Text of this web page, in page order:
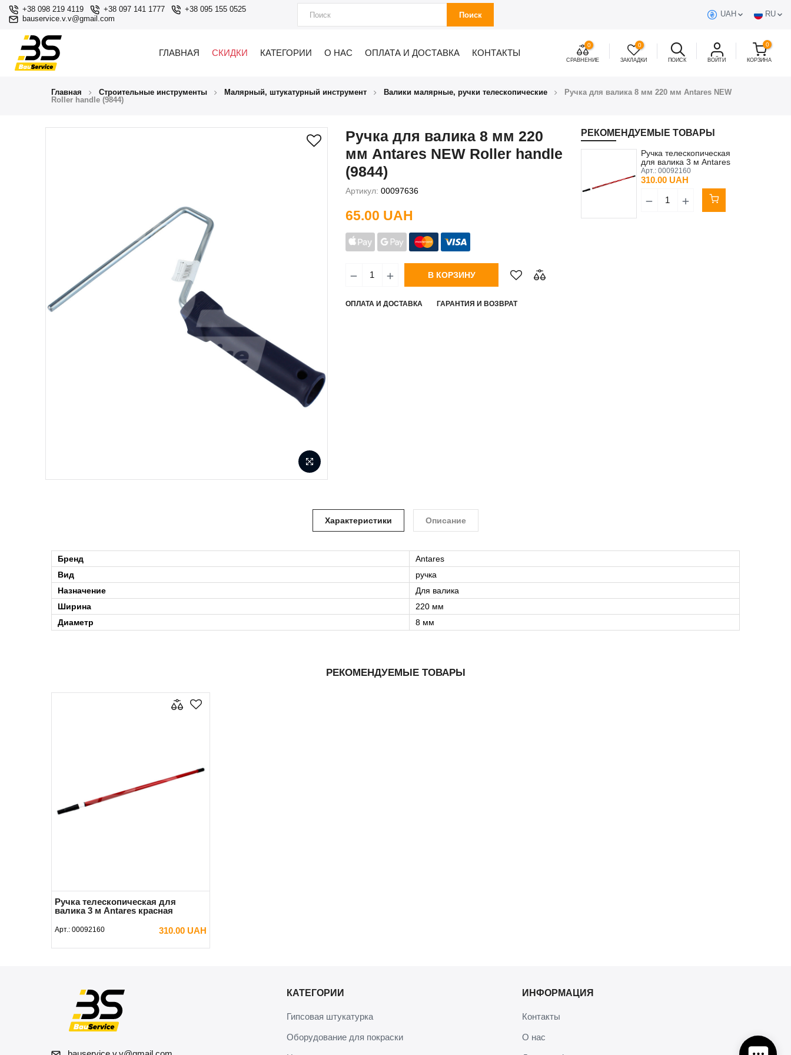
+38 098 219 4119 +38 097 141 1777
+38 095 155 0525
bauservice.v.v@gmail.com
Поиск UAH RU
ГЛАВНАЯ СКИДКИ КАТЕГОРИИ О НАС ОПЛАТА И ДОСТАВКА КОНТАКТЫ
0
СРАВНЕНИЕ
0
ЗАКЛАДКИ ПОИСК ВОЙТИ
0
КОРЗИНА
Главная Строительные инструменты Малярный, штукатурный инструмент Валики малярные, ручки телескопические
Ручка для валика 8 мм 220 мм Antares NEW
Roller handle (9844)
Ручка для валика 8 мм 220
мм Antares NEW Roller handle
(9844)
Артикул: 00097636
65.00 UAH
В КОРЗИНУ
ОПЛАТА И ДОСТАВКА ГАРАНТИЯ И ВОЗВРАТ
РЕКОМЕНДУЕМЫЕ ТОВАРЫ
Ручка телескопическая
для валика 3 м Antares
красная
Арт.: 00092160
310.00 UAH
Характеристики Описание
Бренд
Antares
Вид
ручка
Назначение
Для валика
Ширина
220 мм
Диаметр
8 мм
РЕКОМЕНДУЕМЫЕ ТОВАРЫ
Ручка телескопическая для
валика 3 м Antares красная
Арт.: 00092160 310.00 UAH
В КОРЗИНУ
КАТЕГОРИИ
Гипсовая штукатурка
Оборудование для покраски
ИНФОРМАЦИЯ
Контакты
О нас